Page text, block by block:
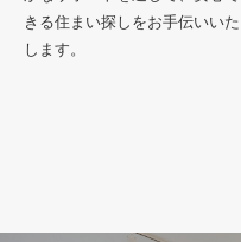
きる住まい探しをお手伝いいた
します。